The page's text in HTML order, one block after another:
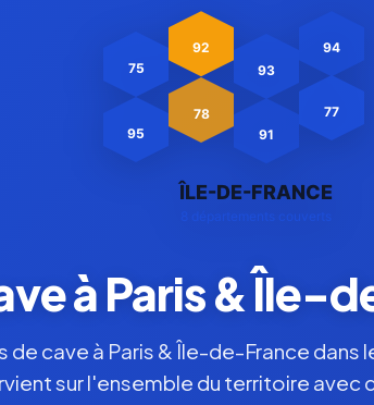
75
92
93
94
95
78
91
77
ÎLE-DE-FRANCE
8 départements couverts
à Paris & Île-
de cave à Paris & Île-de-France
sur l'ensemble du territoire avec